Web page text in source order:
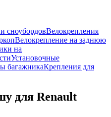
сноубордовВелокрепления
Велокрепление на заднюю
на
Установочные
багажникаКрепления для
для Renault